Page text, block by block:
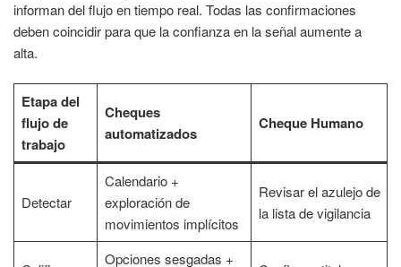
informan del flujo en tiempo real. Todas las confirmaciones
deben coincidir para que la confianza en la señal aumente a
alta.
Etapa del
flujo de
trabajo
Cheques
automatizados
Cheque Humano
Detectar
Calendario +
exploración de
movimientos implícitos
Revisar el azulejo de
la lista de vigilancia
Opciones sesgadas +